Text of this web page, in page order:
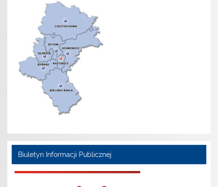
Biuletyn Informacji Publicznej